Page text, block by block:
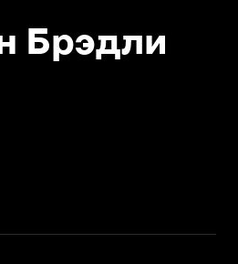
Брэдли